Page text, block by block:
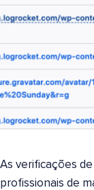
As verificações
profissionais de